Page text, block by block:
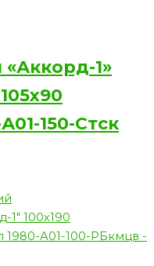
1»
150-Стск